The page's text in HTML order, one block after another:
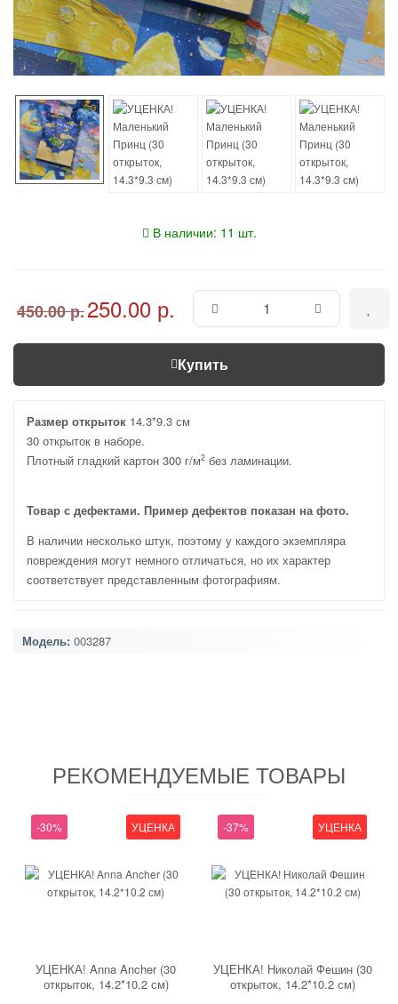
В наличии: 11 шт.
450.00 р.250.00 р.
Купить
Размер открыток 14.3*9.3 см
30 открыток в наборе.
Плотный гладкий картон 300 г/м2 без ламинации.
Товар с дефектами. Пример дефектов показан на фото.
В наличии несколько штук, поэтому у каждого экземпляра
повреждения могут немного отличаться, но их характер
соответствует представленным фотографиям.
Модель: 003287
РЕКОМЕНДУЕМЫЕ ТОВАРЫ
-30% УЦЕНКА
УЦЕНКА! Anna Ancher (30
открыток, 14.2*10.2 см)
-37% УЦЕНКА
УЦЕНКА! Николай Фешин (30
открыток, 14.2*10.2 см)